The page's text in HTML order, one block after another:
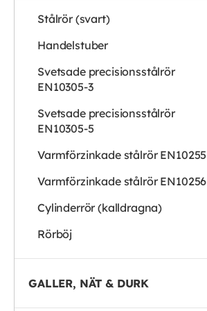
Stålrör (svart)
Handelstuber
Svetsade precisionsstålrör
EN10305-3
Svetsade precisionsstålrör
EN10305-5
Varmförzinkade stålrör EN10255
Varmförzinkade stålrör EN10256
Cylinderrör (kalldragna)
Rörböj
GALLER, NÄT & DURK